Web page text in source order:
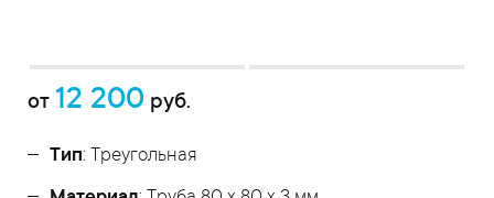
от 12 200 руб.
Тип: Треугольная